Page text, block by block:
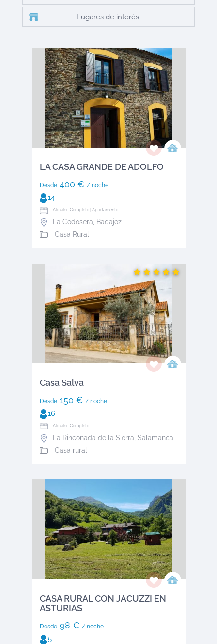
Lugares de interés
LA CASA GRANDE DE ADOLFO
Desde400 € / noche
14
Alquiler: Completo | Apartamento
La Codosera, Badajoz
Casa Rural
Casa Salva
Desde150 € / noche
16
Alquiler: Completo
La Rinconada de la Sierra, Salamanca
Casa rural
CASA RURAL CON JACUZZI EN
ASTURIAS
Desde98 € / noche
5